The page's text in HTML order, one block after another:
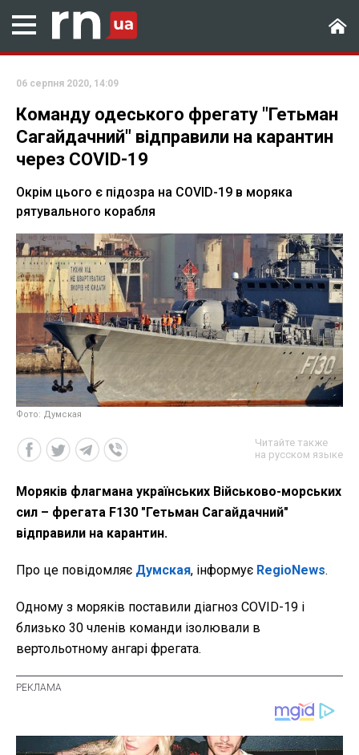
06 серпня 2020, 14:09
Команду одеського фрегату "Гетьман
Сагайдачний" відправили на карантин
через COVID-19
Окрім цього є підозра на COVID-19 в моряка
рятувального корабля
Фото: Думская
Читайте также
на русском языке
Моряків флагмана українських Військово-морських
сил – фрегата F130 "Гетьман Сагайдачний"
відправили на карантин.
Про це повідомляє Думская, інформує RegioNews.
Одному з моряків поставили діагноз COVID-19 і
близько 30 членів команди ізолювали в
вертольотному ангарі фрегата.